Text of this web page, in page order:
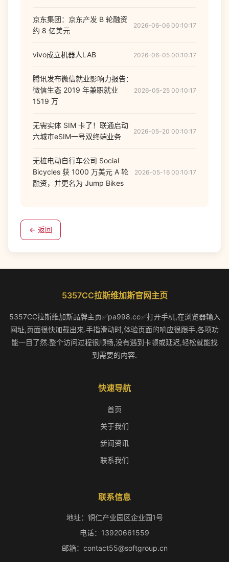
京东集团：京东产发 B 轮融资
约 8 亿美元
2026-06-06 00:10:17
vivo成立机器人LAB 2026-06-05 00:10:17
腾讯发布微信就业影响力报告：
微信生态 2019 年兼职就业
1519 万
2026-05-25 00:10:17
无需实体 SIM 卡了！联通启动
六城市eSIM一号双终端业务
2026-05-20 00:10:17
无桩电动自行车公司 Social
Bicycles 获 1000 万美元 A 轮
融资，并更名为 Jump Bikes
2026-05-16 00:10:17
← 返回
5357CC拉斯维加斯官网主页
5357CC拉斯维加斯品牌主页✅pa998.cc✅打开手机,在浏览器输入
网址,页面很快加载出来.手指滑动时,体验页面的响应很跟手,各项功
能一目了然.整个访问过程很顺畅,没有遇到卡顿或延迟,轻松就能找
到需要的内容.
快速导航
首页
关于我们
新闻资讯
联系我们
联系信息
地址：铜仁产业园区企业园1号
电话：13920661559
邮箱：contact55@softgroup.cn